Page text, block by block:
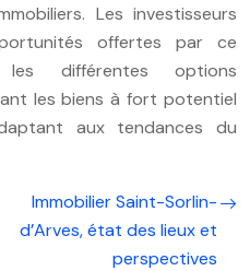
Les investisseurs
offertes par ce
différentes options
les biens à fort potentiel
aux tendances du
Immobilier Saint-Sorlin-
d’Arves, état des lieux et
perspectives